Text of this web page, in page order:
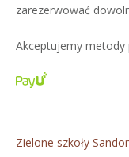
zarezerwować
Akceptujemy metody
Zielone szkoły